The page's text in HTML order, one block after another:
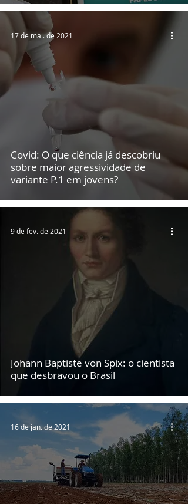
Covid: O que ciência já descobriu
sobre maior agressividade de
variante P.1 em jovens?
17 de mai. de 2021
Johann Baptiste von Spix: o cientista
que desbravou o Brasil
9 de fev. de 2021
16 de jan. de 2021